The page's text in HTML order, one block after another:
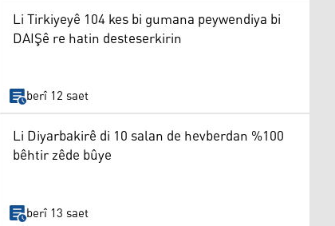
Li Tirkiyeyê 104 kes bi gumana peywendiya bi
DAIŞê re hatin desteserkirin
berî 12 saet
Li Diyarbakirê di 10 salan de hevberdan %100
bêhtir zêde bûye
berî 13 saet